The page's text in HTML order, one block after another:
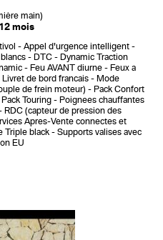
main)
mois
Appel d'urgence intelligent
DTC - Dynamic Traction
Feu AVANT diurne
Feux a
Livret de bord francais
Mode
de frein moteur)
Pack Confort
Pack Touring
Poignees chauffantes
RDC (capteur de pression des
Apres-Vente connectes et
Triple black
Supports valises avec
EU